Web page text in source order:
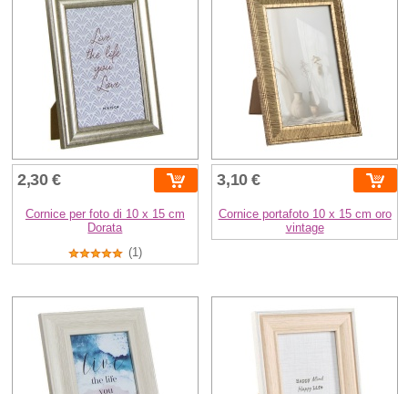
2,30 €
Cornice per foto di 10 x 15 cm
Dorata
(1)
3,10 €
Cornice portafoto 10 x 15 cm oro
vintage